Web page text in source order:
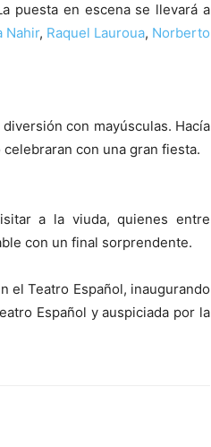
puesta en escena se llevará a
Nahir, Raquel Lauroua, Norberto
con mayúsculas. Hacía
con una gran fiesta.
a la viuda, quienes entre
con un final sorprendente.
el Teatro Español, inaugurando
Español y auspiciada por la